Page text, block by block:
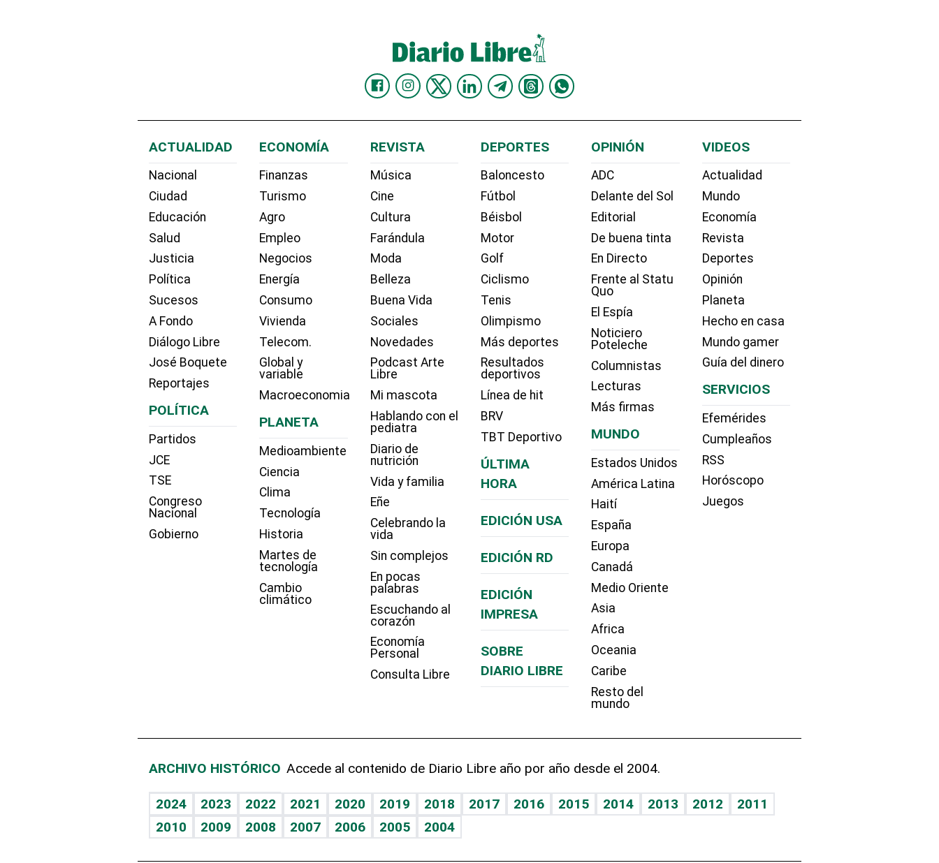
ACTUALIDAD
Nacional
Ciudad
Educación
Salud
Justicia
Política
Sucesos
A Fondo
Diálogo Libre
José Boquete
Reportajes
POLÍTICA
Partidos
JCE
TSE
Congreso
Nacional
Gobierno
ECONOMÍA
Finanzas
Turismo
Agro
Empleo
Negocios
Energía
Consumo
Vivienda
Telecom.
Global y
variable
Macroeconomia
PLANETA
Medioambiente
Ciencia
Clima
Tecnología
Historia
Martes de
tecnología
Cambio
climático
REVISTA
Música
Cine
Cultura
Farándula
Moda
Belleza
Buena Vida
Sociales
Novedades
Podcast Arte
Libre
Mi mascota
Hablando con el
pediatra
Diario de
nutrición
Vida y familia
Eñe
Celebrando la
vida
Sin complejos
En pocas
palabras
Escuchando al
corazón
Economía
Personal
Consulta Libre
DEPORTES
Baloncesto
Fútbol
Béisbol
Motor
Golf
Ciclismo
Tenis
Olimpismo
Más deportes
Resultados
deportivos
Línea de hit
BRV
TBT Deportivo
ÚLTIMA
HORA
EDICIÓN USA
EDICIÓN RD
EDICIÓN
IMPRESA
SOBRE
DIARIO LIBRE
OPINIÓN
ADC
Delante del Sol
Editorial
De buena tinta
En Directo
Frente al Statu
Quo
El Espía
Noticiero
Poteleche
Columnistas
Lecturas
Más firmas
MUNDO
Estados Unidos
América Latina
Haití
España
Europa
Canadá
Medio Oriente
Asia
Africa
Oceania
Caribe
Resto del
mundo
VIDEOS
Actualidad
Mundo
Economía
Revista
Deportes
Opinión
Planeta
Hecho en casa
Mundo gamer
Guía del dinero
SERVICIOS
Efemérides
Cumpleaños
RSS
Horóscopo
Juegos
ARCHIVO HISTÓRICO Accede al contenido de Diario Libre año por año desde el 2004.
2024 2023 2022 2021 2020 2019 2018 2017 2016 2015 2014 2013 2012
2011
2010
2009 2008 2007 2006 2005 2004